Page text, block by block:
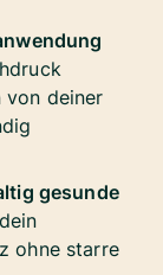
von deiner
gesunde
ohne starre